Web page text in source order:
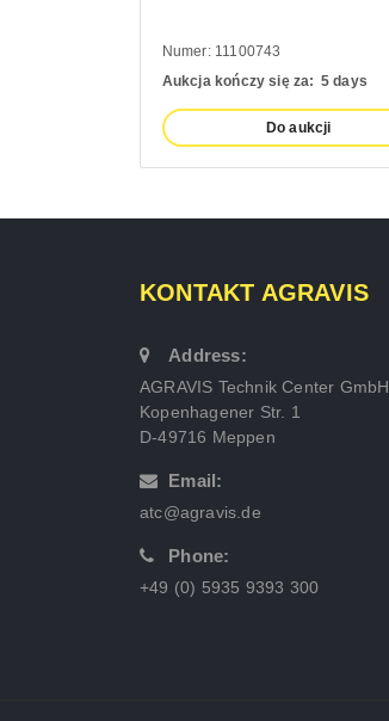
Numer: 11100743
Aukcja kończy się za: 5 days
Do aukcji
KONTAKT AGRAVIS
Address:
AGRAVIS Technik Center GmbH
Kopenhagener Str. 1
D-49716 Meppen
Email:
atc@agravis.de
Phone:
+49 (0) 5935 9393 300